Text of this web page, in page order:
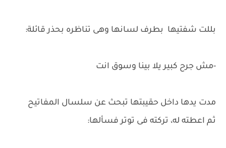
بللت شفتيها بطرف لسانها وهى تناظره بحذر قائلة:
-مش جرح كبير يلا بينا وسوق انت
مدت يدها داخل حقيبتها تبحث عن سلسال المفاتيح
ثم اعطته له، تركته فى توتر فسألها: